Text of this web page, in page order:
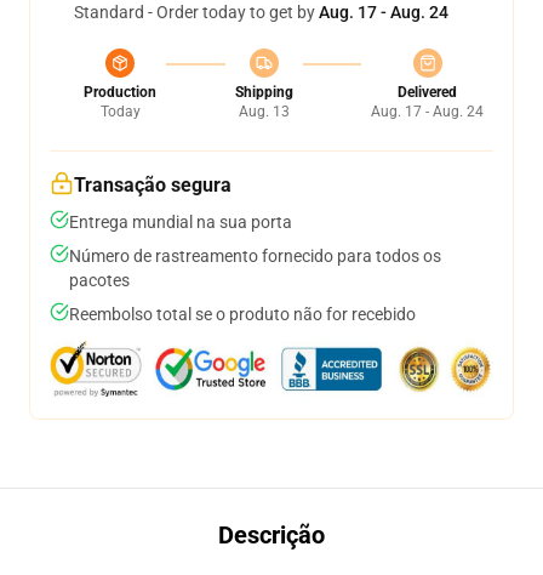
Standard - Order today to get byAug. 17 - Aug. 24
Production
Today
Shipping
Aug. 13
Delivered
Aug. 17 - Aug. 24
Transação segura
Entrega mundial na sua porta
Número de rastreamento fornecido para todos os
pacotes
Reembolso total se o produto não for recebido
Descrição